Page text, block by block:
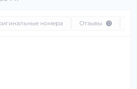
номера Отзывы 0